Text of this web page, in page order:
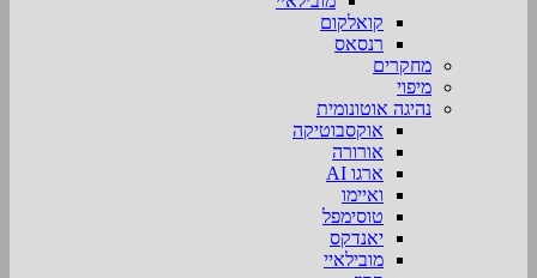
קואלקום
רנסאס
מחקרים
מיפוי
נהיגה אוטונומית
אוקסבוטיקה
אורורה
ארגו AI
ואיימו
טוסימפל
יאנדקס
מובילאיי